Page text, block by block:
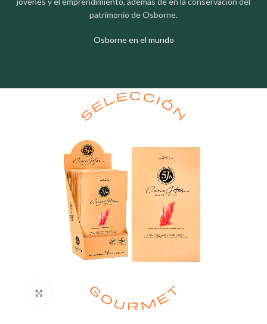
patrimonio de Osborne.
Osborne en el mundo
Clic para ampliar